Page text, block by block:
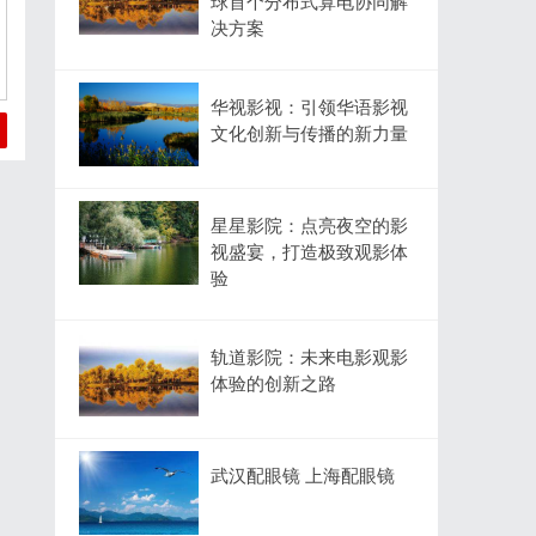
决方案
华视影视：引领华语影视
文化创新与传播的新力量
星星影院：点亮夜空的影
视盛宴，打造极致观影体
验
轨道影院：未来电影观影
体验的创新之路
武汉配眼镜 上海配眼镜